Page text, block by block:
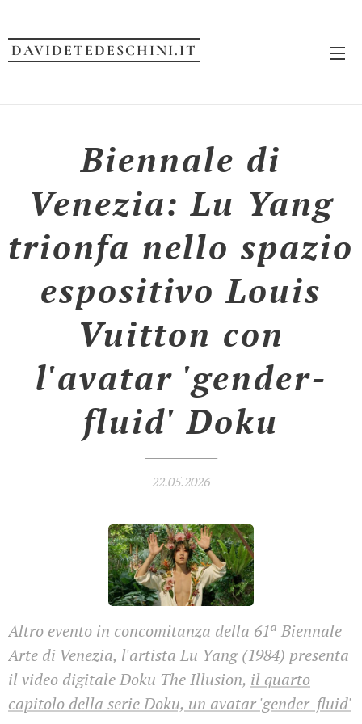
DAVIDETEDESCHINI.IT
Biennale di
Venezia: Lu Yang
trionfa nello spazio
espositivo Louis
Vuitton con
l'avatar 'gender-
fluid' Doku
22.05.2026
Altro evento in concomitanza della 61ª Biennale
Arte di Venezia, l'artista Lu Yang (1984) presenta
il video digitale Doku The Illusion, il quarto
capitolo della serie Doku, un avatar 'gender-fluid'